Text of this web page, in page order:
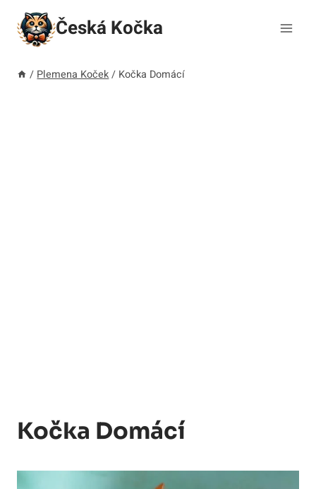
Přeskočit
obsah
Česká Kočka
/ Plemena Koček/ Kočka Domácí
Kočka Domácí